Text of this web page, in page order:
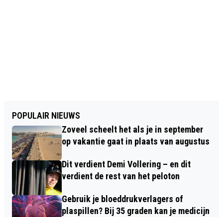
POPULAIR NIEUWS
Zoveel scheelt het als je in september
op vakantie gaat in plaats van augustus
Dit verdient Demi Vollering – en dit
verdient de rest van het peloton
Gebruik je bloeddrukverlagers of
plaspillen? Bij 35 graden kan je medicijn